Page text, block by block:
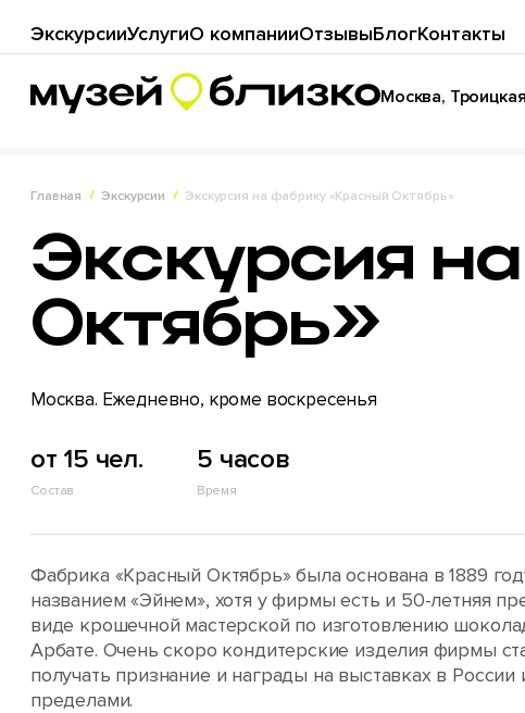
ЭкскурсииУслугиО компанииОтзывыБлогКонтакты
Москва, Троицкая
Главная Экскурсии Экскурсия на фабрику «Красный Октябрь»
Экскурсия
Октябрь»
Москва. Ежедневно, кроме воскресенья
от 15 чел.
Состав
5 часов
Время
Фабрика «Красный Октябрь» была основана в 1889
названием «Эйнем», хотя у фирмы есть и 50-летняя
виде крошечной мастерской по изготовлению
Арбате. Очень скоро кондитерские изделия фирмы
получать признание и награды на выставках в России
пределами.